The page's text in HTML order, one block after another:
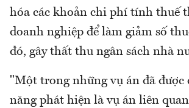
hóa các khoản chi phí tính thuế
doanh nghiệp để làm giảm số
đó, gây thất thu ngân sách nhà
"Một trong những vụ án đã được
năng phát hiện là vụ án liên